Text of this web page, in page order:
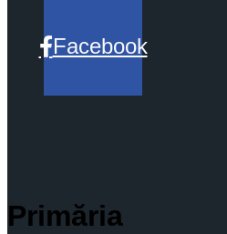
Facebook
Primăria